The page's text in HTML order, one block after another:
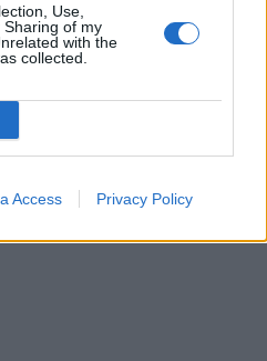
Use,
of my
with the
collected.
Access Privacy Policy